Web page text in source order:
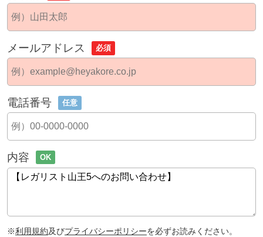
メールアドレス 必須
電話番号 任意
内容 OK
※利用規約及びプライバシーポリシーを必ずお読みください。